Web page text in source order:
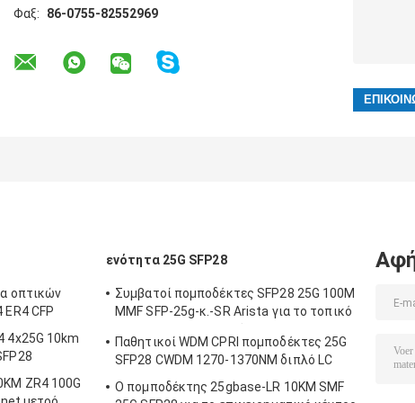
Φαξ: 86-0755-82552969
οπτικών
ER4 CFP
4x25G 10km
ZR4 100G
ενότητα 25G SFP28
Συμβατοί πομποδέκτες SFP28 25G 100M
MMF SFP-25g-κ.-SR Arista για το τοπικό
Παθητικοί WDM CPRI πομποδέκτες 25G
SFP28 CWDM 1270-1370NM διπλό LC
Ο πομποδέκτης 25gbase-LR 10KM SMF